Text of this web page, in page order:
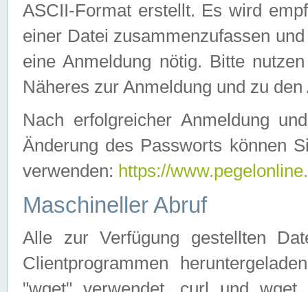
ASCII-Format erstellt. Es wird
einer Datei zusammenzufassen
eine Anmeldung nötig. Bitte
Näheres zur Anmeldung und zu
Nach erfolgreicher Anmeldung
Änderung des Passworts können
verwenden: https://
Maschineller Abruf
Alle zur Verfügung gestellten
Clientprogrammen